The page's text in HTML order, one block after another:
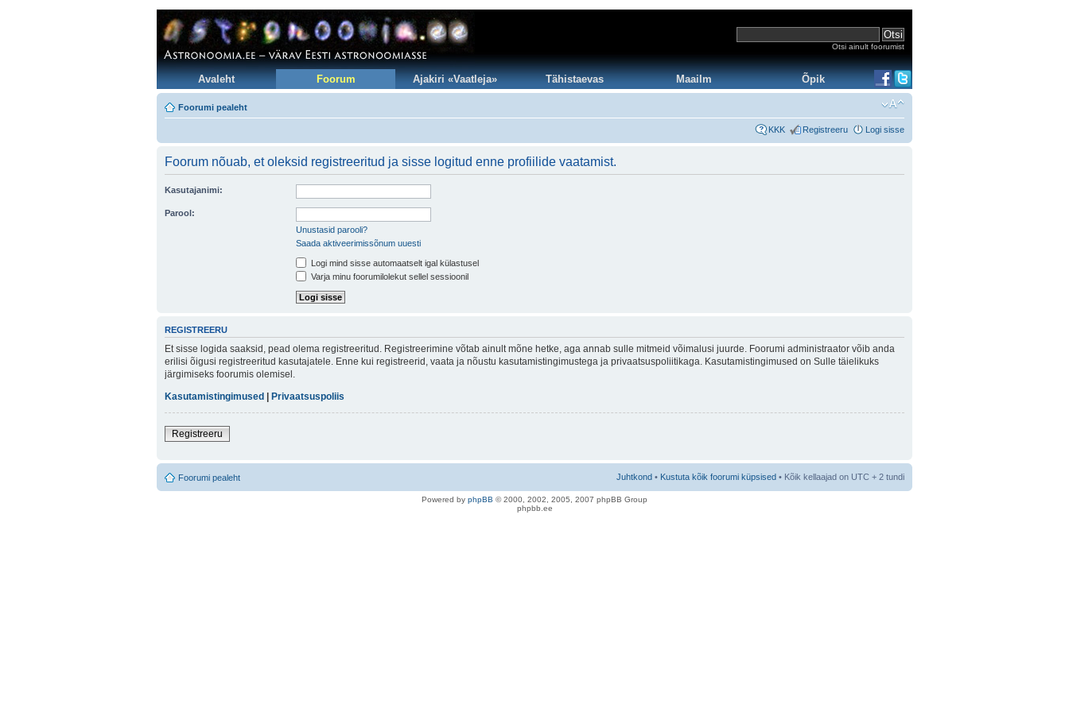
Otsi ainult foorumist
Avaleht Foorum Ajakiri «Vaatleja» Tähistaevas Maailm Õpik
Foorumi pealeht
KKK Registreeru Logi sisse
Foorum nõuab, et oleksid registreeritud ja sisse logitud enne profiilide vaatamist.
Kasutajanimi:
Parool:
Unustasid parooli?
Saada aktiveerimissõnum uuesti
Logi mind sisse automaatselt igal külastusel
Varja minu foorumilolekut sellel sessioonil
REGISTREERU
Et sisse logida saaksid, pead olema registreeritud. Registreerimine võtab ainult mõne hetke, aga annab sulle mitmeid võimalusi juurde. Foorumi administraator võib anda
erilisi õigusi registreeritud kasutajatele. Enne kui registreerid, vaata ja nõustu kasutamistingimustega ja privaatsuspoliitikaga. Kasutamistingimused on Sulle täielikuks
järgimiseks foorumis olemisel.
Kasutamistingimused | Privaatsuspoliis
Registreeru
Foorumi pealeht Juhtkond • Kustuta kõik foorumi küpsised • Kõik kellaajad on UTC + 2 tundi
Powered by phpBB © 2000, 2002, 2005, 2007 phpBB Group
phpbb.ee